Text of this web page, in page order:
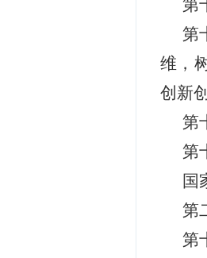
第
第
维，
创新
第
第
国
第
第